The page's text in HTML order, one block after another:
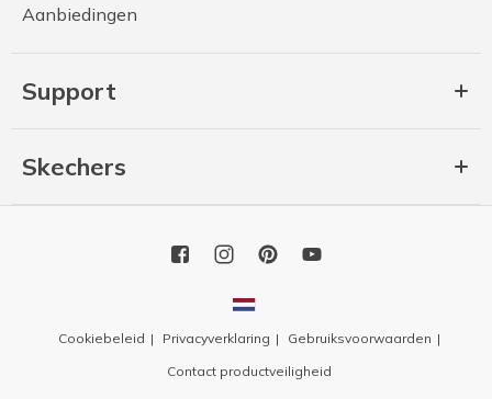
Aanbiedingen
Support
Skechers
Cookiebeleid Privacyverklaring
Gebruiksvoorwaarden
Contact productveiligheid